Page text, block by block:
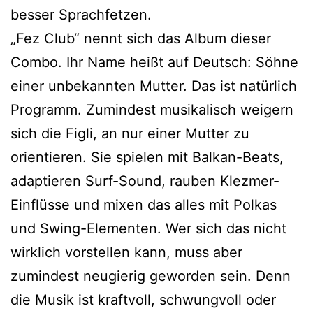
besser Sprachfetzen.
„Fez Club“ nennt sich das Album dieser
Combo. Ihr Name heißt auf Deutsch: Söhne
einer unbekannten Mutter. Das ist natürlich
Programm. Zumindest musikalisch weigern
sich die Figli, an nur einer Mutter zu
orientieren. Sie spielen mit Balkan-Beats,
adaptieren Surf-Sound, rauben Klezmer-
Einflüsse und mixen das alles mit Polkas
und Swing-Elementen. Wer sich das nicht
wirklich vorstellen kann, muss aber
zumindest neugierig geworden sein. Denn
die Musik ist kraftvoll, schwungvoll oder